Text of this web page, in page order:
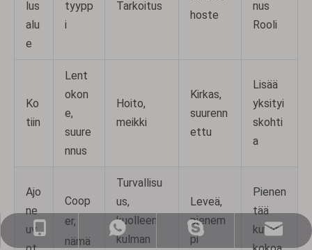
lus
alu
e
tyypp
i
Tarkoitus
hoste
nus
Rooli
Ko
tiin
Lent
okon
e,
suure
nnus
Hoito,
meikki
Kirkas,
suurenn
ettu
Lisää
yksityi
skohti
a
Ajo
ne
uv
Coop
er,
nämä
Turvallisu
us,
kuolleen
kulman
Leveä,
pienem
pi
Pienen
tää
kuvan
+86-159-5177-5819
+86 15951775819
sales@nj-optics.com